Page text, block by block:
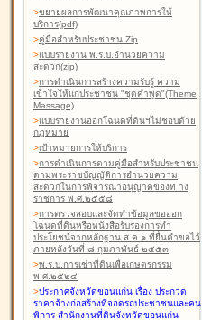
>ขยายผลการพัฒนาคุณภาพการให้
บริการ(pdf)
>คู่มือสำหรับประชาชน Zip
>แบบรายงาน พ.ร.บ.อำนวยความ
สะดวก(zip)
>การดำเนินการสร้างความรับรู้ ความ
เข้าใจให้แก่ประชาชน "ชุดคำพูด"(Theme
Massage)
>แบบรายงานออกโฉนดที่ดินฯไม่ชอบด้วย
กฎหมาย
>เป้าหมายการให้บริการ
>การดำเนินการตามคู่มือสำหรับประชาชน
ตามพระราชบัญญัติการอำนวยความ
สะดวกในการพิจารณาอนุญาตของท าง
ราชการ พ.ศ.๒๕๕๘
>การตรวจสอบและจัดทำข้อมูลขอออก
โฉนดที่ดินหรือหนังสือรับรองการทำ
ประโยชน์จากหลักฐาน ส.ค.๑ ที่ยื่นคำขอไว้
ภายหลังวันที่ ๘ กุมภาพันธ์ ๒๕๕๓
>พ.ร.บ.การเช่าที่ดินเพื่อเกษตรกรรม
พ.ศ.๒๕๒๔
>ประกาศจังหวัดขอนแก่น เรื่อง ประกวด
ราคาจ้างก่อสร้างที่จอดรถประชาชนและคน
พิการ สำนักงานที่ดินจังหวัดขอนแก่น